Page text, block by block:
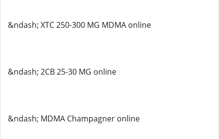
&ndash; XTC 250-300 MG MDMA online
&ndash; 2CB 25-30 MG online
&ndash; MDMA Champagner online